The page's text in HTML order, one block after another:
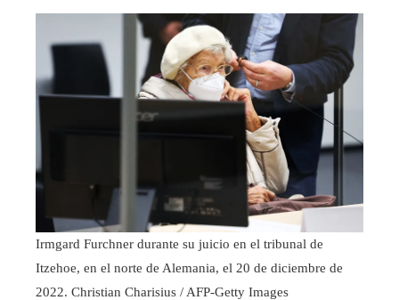
Irmgard Furchner durante su juicio en el tribunal de
Itzehoe, en el norte de Alemania, el 20 de diciembre de
2022. Christian Charisius / AFP-Getty Images